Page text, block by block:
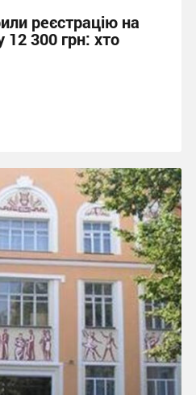
реєстрацію на
300 грн: хто